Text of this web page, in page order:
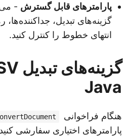
پارامترهای قابل گسترش-
گزینه‌های تبدیل، جداکننده‌ها،
انتهای خطوط را کنترل کنید.
Java
هنگام فراخوانی convertDocument
پارامترهای اختیاری سفارشی کنید: